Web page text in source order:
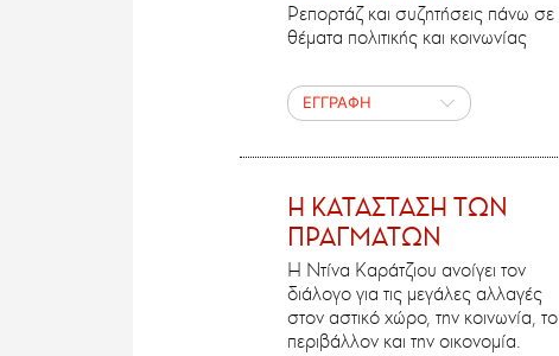
Ρεπορτάζ και συζητήσεις πάνω σε
θέματα πολιτικής και κοινωνίας
ΕΓΓΡΑΦΗ
H ΚΑΤΑΣΤΑΣΗ ΤΩΝ
ΠΡΑΓΜΑΤΩΝ
Η Ντίνα Καράτζιου ανοίγει τον
διάλογο για τις μεγάλες αλλαγές
στον αστικό χώρο, την κοινωνία, το
περιβάλλον και την οικονομία.